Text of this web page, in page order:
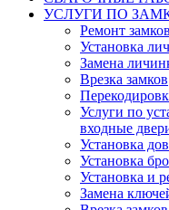
УСЛУГИ ПО
Ремонт замков
Установка
Замена
Врезка замков
Услуги по
входные
Установка
Установка
Установка и
Замена